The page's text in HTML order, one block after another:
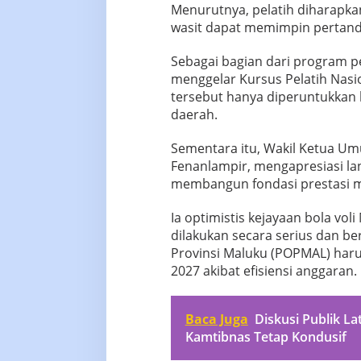
Menurutnya, pelatih
wasit dapat memimpin
Sebagai bagian dari program
menggelar Kursus Pelatih
tersebut hanya
daerah.
Sementara itu, Wakil Ketua
Fenanlampir, mengapresiasi
membangun fondasi prestasi
Ia optimistis kejayaan bola
dilakukan secara serius dan
Provinsi Maluku (POPMAL)
2027 akibat efisiensi anggaran.
Baca Juga Diskusi Publik
Kamtibnas Tetap Kondusif